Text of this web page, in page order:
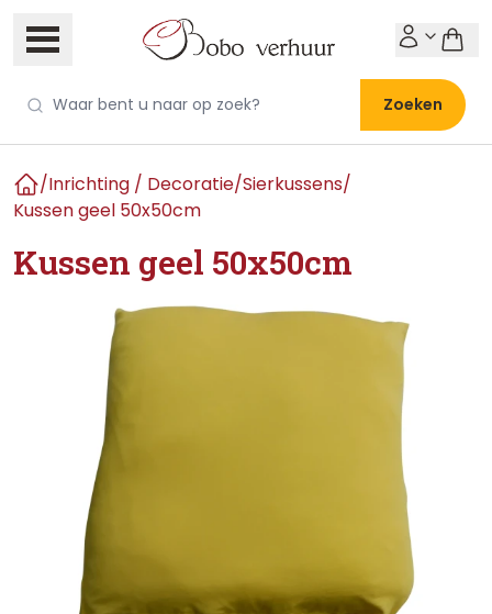
Zoeken
Home
/Inrichting / Decoratie/Sierkussens/
Kussen geel 50x50cm
Kussen geel 50x50cm